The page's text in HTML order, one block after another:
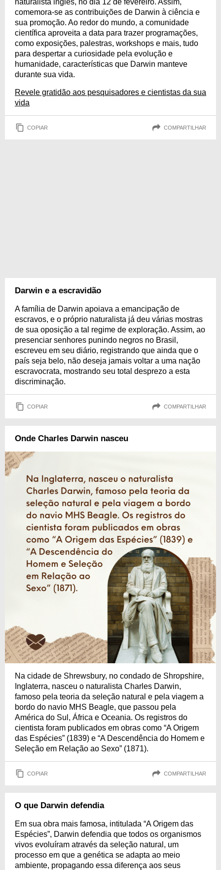
naturalista inglês, no dia 12 de fevereiro. Assim,
comemora-se as contribuições de Darwin à ciência e
sua promoção. Ao redor do mundo, a comunidade
científica aproveita a data para trazer programações,
como exposições, palestras, workshops e mais, tudo
para despertar a curiosidade pela evolução e
humanidade, características que Darwin manteve
durante sua vida.
Revele gratidão aos pesquisadores e cientistas da sua
vida
COPIAR COMPARTILHAR
Darwin e a escravidão
A família de Darwin apoiava a emancipação de
escravos, e o próprio naturalista já deu várias mostras
de sua oposição a tal regime de exploração. Assim, ao
presenciar senhores punindo negros no Brasil,
escreveu em seu diário, registrando que ainda que o
país seja belo, não deseja jamais voltar a uma nação
escravocrata, mostrando seu total desprezo a esta
discriminação.
COPIAR COMPARTILHAR
Onde Charles Darwin nasceu
Na cidade de Shrewsbury, no condado de Shropshire,
Inglaterra, nasceu o naturalista Charles Darwin,
famoso pela teoria da seleção natural e pela viagem a
bordo do navio MHS Beagle, que passou pela
América do Sul, África e Oceania. Os registros do
cientista foram publicados em obras como “A Origem
das Espécies” (1839) e “A Descendência do Homem e
Seleção em Relação ao Sexo” (1871).
COPIAR COMPARTILHAR
O que Darwin defendia
Em sua obra mais famosa, intitulada “A Origem das
Espécies”, Darwin defendia que todos os organismos
vivos evoluíram através da seleção natural, um
processo em que a genética se adapta ao meio
ambiente, propagando essa diferença aos seus